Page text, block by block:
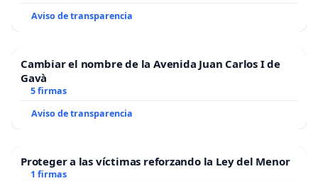
Aviso de transparencia
Cambiar el nombre de la Avenida Juan Carlos I de
Gavà
5 firmas
Aviso de transparencia
Proteger a las víctimas reforzando la Ley del Menor
1 firmas